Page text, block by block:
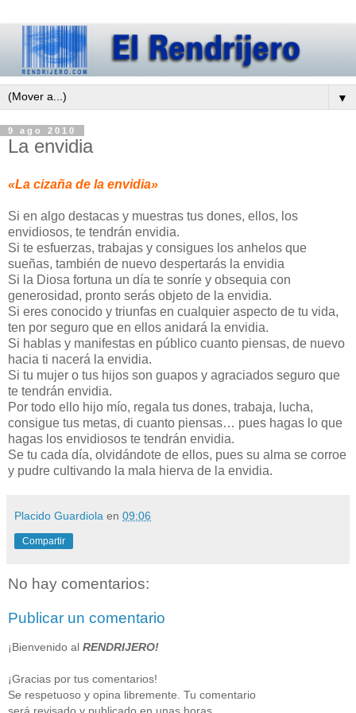
▼
9 ago 2010
La envidia
«La cizaña de la envidia»
Si en algo destacas y muestras tus dones, ellos, los
envidiosos, te tendrán envidia.
Si te esfuerzas, trabajas y consigues los anhelos que
sueñas, también de nuevo despertarás la envidia
Si la Diosa fortuna un día te sonríe y obsequia con
generosidad, pronto serás objeto de la envidia.
Si eres conocido y triunfas en cualquier aspecto de tu vida,
ten por seguro que en ellos anidará la envidia.
Si hablas y manifestas en público cuanto piensas, de nuevo
hacia ti nacerá la envidia.
Si tu mujer o tus hijos son guapos y agraciados seguro que
te tendrán envidia.
Por todo ello hijo mío, regala tus dones, trabaja, lucha,
consigue tus metas, di cuanto piensas… pues hagas lo que
hagas los envidiosos te tendrán envidia.
Se tu cada día, olvidándote de ellos, pues su alma se corroe
y pudre cultivando la mala hierva de la envidia.
Placido Guardiola en 09:06
Compartir
No hay comentarios:
Publicar un comentario
¡Bienvenido al RENDRIJERO!
¡Gracias por tus comentarios!
Se respetuoso y opina libremente. Tu comentario
será revisado y publicado en unas horas.